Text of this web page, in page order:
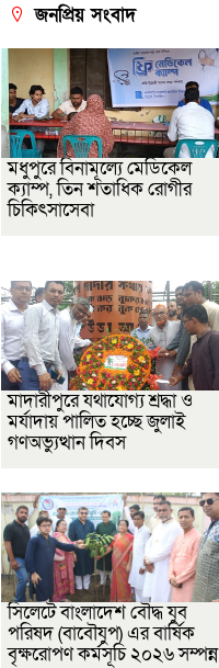
জনপ্রিয় সংবাদ
মধুপুরে বিনামূল্যে মেডিকেল
ক্যাম্প, তিন শতাধিক রোগীর
চিকিৎসাসেবা
মাদারীপুরে যথাযোগ্য শ্রদ্ধা ও
মর্যাদায় পালিত হচ্ছে জুলাই
গণঅভ্যুত্থান দিবস
সিলেটে বাংলাদেশ বৌদ্ধ যুব
পরিষদ (বাবৌযুপ) এর বার্ষিক
বৃক্ষরোপণ কর্মসূচি ২০২৬ সম্পন্ন